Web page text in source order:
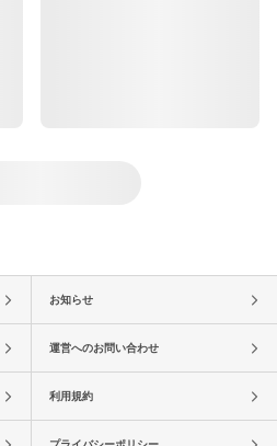
お知らせ
運営へのお問い合わせ
利用規約